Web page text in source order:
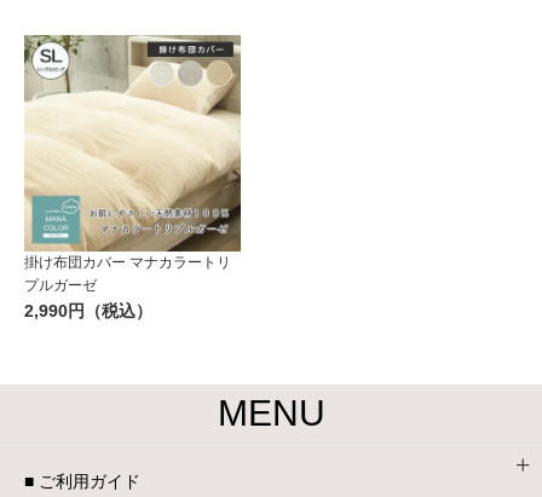
掛け布団カバー マナカラートリ
プルガーゼ
2,990円（税込）
MENU
■ ご利用ガイド